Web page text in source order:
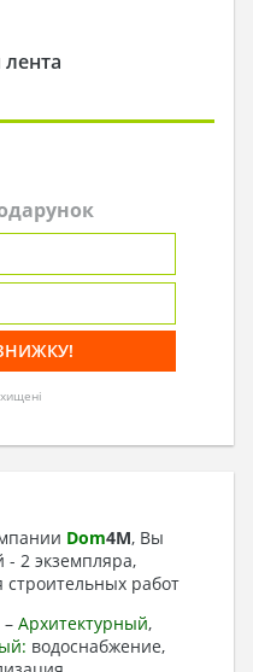
Dom4M, Вы
- 2 экземпляра,
работ
Архитектурный,
водоснабжение,